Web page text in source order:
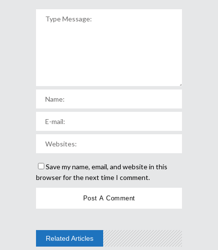
Save my name, email, and website in this
browser for the next time I comment.
Related Articles